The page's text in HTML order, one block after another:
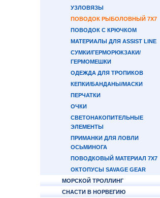
УЗЛОВЯЗЫ
ПОВОДОК РЫБОЛОВНЫЙ 7Х7
ПОВОДОК С КРЮЧКОМ
МАТЕРИАЛЫ ДЛЯ ASSIST LINE
СУМКИ/ГЕРМОРЮКЗАКИ/
ГЕРМОМЕШКИ
ОДЕЖДА ДЛЯ ТРОПИКОВ
КЕПКИ/БАНДАНЫ/МАСКИ
ПЕРЧАТКИ
ОЧКИ
СВЕТОНАКОПИТЕЛЬНЫЕ
ЭЛЕМЕНТЫ
ПРИМАНКИ ДЛЯ ЛОВЛИ
ОСЬМИНОГА
ПОВОДКОВЫЙ МАТЕРИАЛ 7Х7
ОКТОПУСЫ SAVAGE GEAR
МОРСКОЙ ТРОЛЛИНГ
СНАСТИ В НОРВЕГИЮ